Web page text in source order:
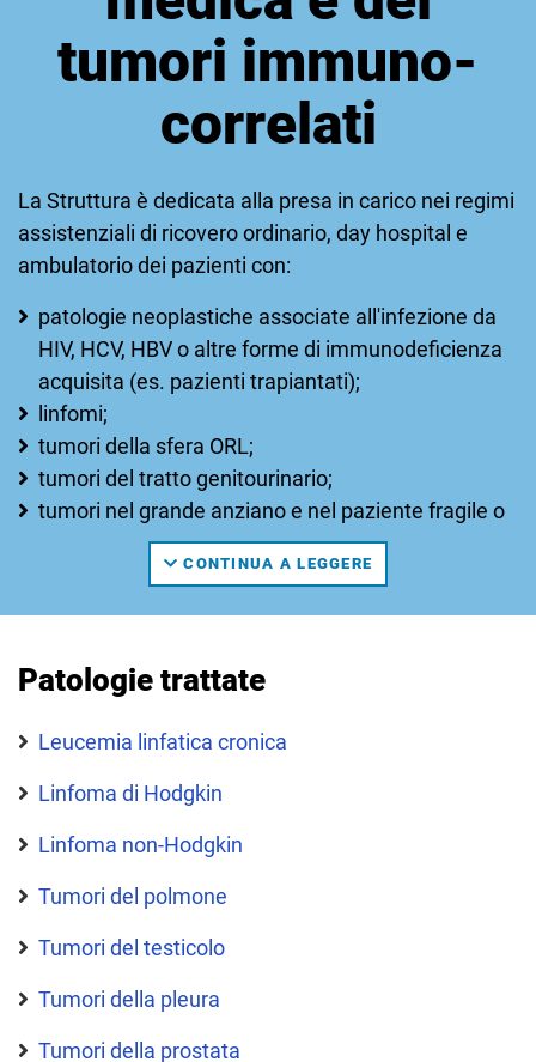
tumori immuno-
correlati
La Struttura è dedicata alla presa in carico nei regimi
assistenziali di ricovero ordinario, day hospital e
ambulatorio dei pazienti con:
patologie neoplastiche associate all'infezione da
HIV, HCV, HBV o altre forme di immunodeficienza
acquisita (es. pazienti trapiantati);
linfomi;
tumori della sfera ORL;
tumori del tratto genitourinario;
tumori nel grande anziano e nel paziente fragile o
con comorbidità;
neoplasie del polmone, delle vie respiratorie e
La Struttura progetta e conduce studi clinici
descritte.
Direttore di Struttura: dott.
CONTINUA A LEGGERE
Patologie trattate
Leucemia linfatica cronica
Linfoma di Hodgkin
Linfoma non-Hodgkin
Tumori del polmone
Tumori del testicolo
Tumori della pleura
Tumori della prostata